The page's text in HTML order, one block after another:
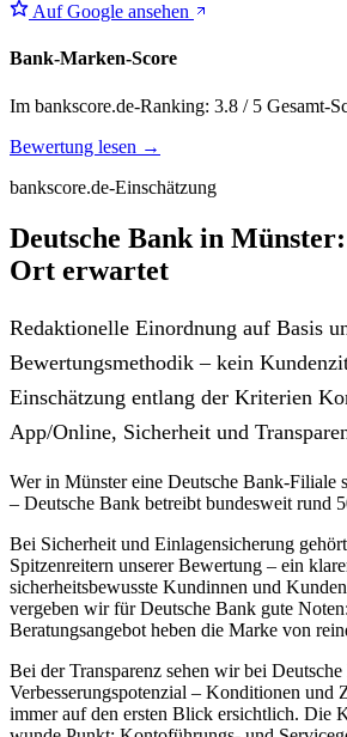
Auf Google ansehen
Bank-Marken-Score
Im bankscore.de-Ranking: 3.8 / 5 Gesamt-
Bewertung lesen →
bankscore.de-Einschätzung
Deutsche Bank in
Ort erwartet
Redaktionelle Einordnung auf Basis
Bewertungsmethodik – kein
Einschätzung entlang der Kriterien
App/Online, Sicherheit und
Wer in Münster eine Deutsche Bank-Filiale
– Deutsche Bank betreibt bundesweit rund
Bei Sicherheit und Einlagensicherung
Spitzenreitern unserer Bewertung – ein
sicherheitsbewusste Kundinnen und
vergeben wir für Deutsche Bank gute
Beratungsangebot heben die Marke von
Bei der Transparenz sehen wir bei
Verbesserungspotenzial – Konditionen und
immer auf den ersten Blick ersichtlich. Die